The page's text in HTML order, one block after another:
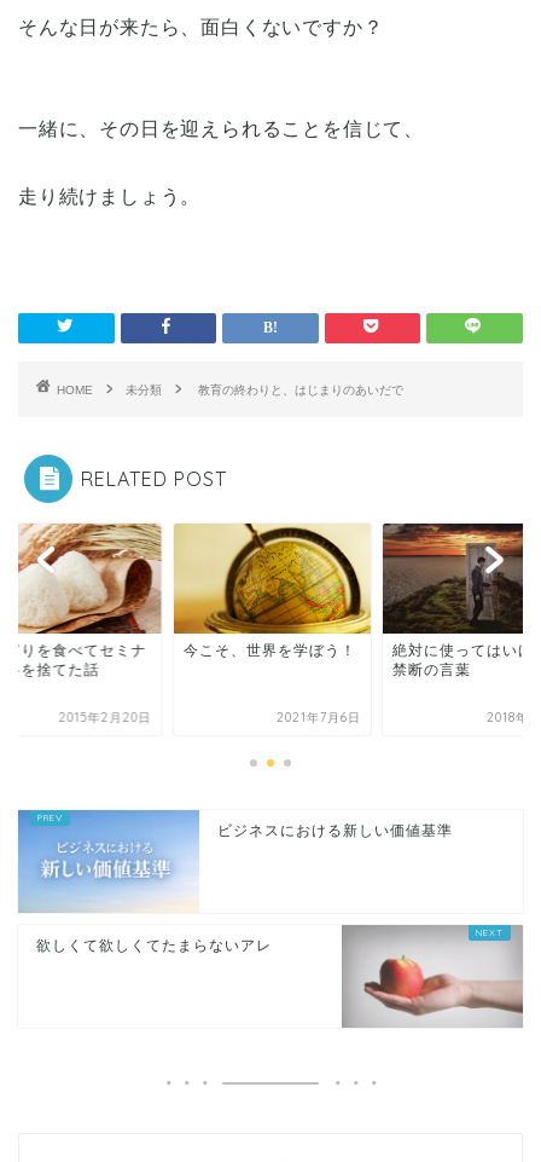
そんな日が来たら、面白くないですか？
一緒に、その日を迎えられることを信じて、
走り続けましょう。
HOME 未分類 教育の終わりと、はじまりのあいだで
RELATED POST
ぎりを食べてセミナ
料を捨てた話
2015年2月20日
今こそ、世界を学ぼう！
2021年7月6日
絶対に使ってはいけ
禁断の言葉
2018年8
ビジネスにおける新しい価値基準
欲しくて欲しくてたまらないアレ